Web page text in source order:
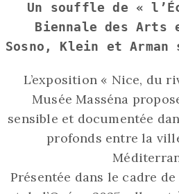
Un souffle de «
Biennale des Arts
Sosno, Klein et Arman
L’exposition « Nice, du
Musée Masséna
sensible et documentée
profonds entre la
Présentée dans le cadre